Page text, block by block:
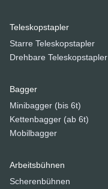
Teleskopstapler
Starre Teleskopstapler
Drehbare Teleskopstapler
Bagger
Minibagger (bis 6t)
Kettenbagger (ab 6t)
Mobilbagger
Arbeitsbühnen
Scherenbühnen